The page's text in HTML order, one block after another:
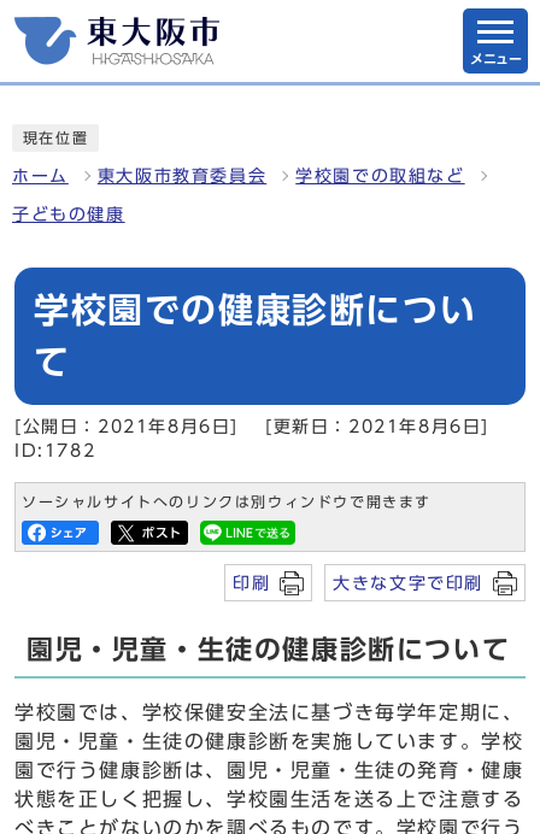
メニュー
現在位置
ホーム 東大阪市教育委員会 学校園での取組など
子どもの健康
学校園での健康診断につい
て
[公開日：2021年8月6日]
[更新日：2021年8月6日]
ID:1782
ソーシャルサイトへのリンクは別ウィンドウで開きます
印刷 大きな文字で印刷
園児・児童・生徒の健康診断について
学校園では、学校保健安全法に基づき毎学年定期に、
園児・児童・生徒の健康診断を実施しています。学校
園で行う健康診断は、園児・児童・生徒の発育・健康
状態を正しく把握し、学校園生活を送る上で注意する
べきことがないのかを調べるものです。学校園で行う